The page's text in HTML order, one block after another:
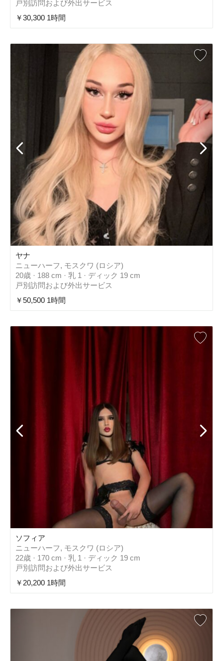
戸別訪問および外出サービス
￥30,300 1時間
ヤナ
ニューハーフ, モスクワ (ロシア)
20歳 · 188 cm · 乳 1 · ディック 19 cm
戸別訪問および外出サービス
￥50,500 1時間
ソフィア
ニューハーフ, モスクワ (ロシア)
22歳 · 170 cm · 乳 1 · ディック 19 cm
戸別訪問および外出サービス
￥20,200 1時間